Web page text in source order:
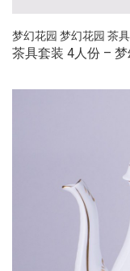
梦幻花园 梦幻花园 茶
茶具套装 4人份 –